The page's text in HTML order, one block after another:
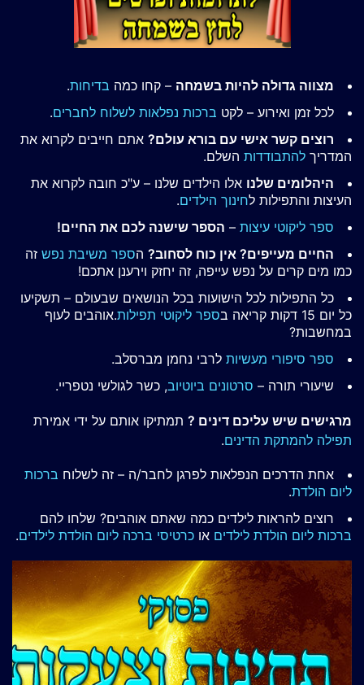
מצווה גדולה להיות בשמחה – קחו כמה בדיחות.
לכל זמן ואירוע – לקט ברכות נפלאות לשלוח לחברים.
רוצים קשר אישי עם בורא עולם? אתם חייבים לקרוא את
המדריך להתבודדות השלם.
היהלומים שלנו אלו הילדים שלנו – ע"כ חובה לקרוא את
העיצות והתפילות לחינוך הילדים.
ספר ליקוטי עיצות – הספר שישנה לכם את החיים!
החיים מעייפים? אין כוח לסחוב? הספר משיבת נפש זה
כמו מים קרים על נפש עייפה, זה יחזק וירענן אתכם!
כל התפילות לכל הישועות בכל הנושאים שבעולם – תשקיעו
כל יום 15 דקות קריאה ב
ספר ליקוטי תפילות.אוהבים לעוף
במחשבות?
ספר סיפורי מעשיות לרבי נחמן מברסלב.
שיעורי תורה – סרטונים ביוטיוב, כשר לגולשי נטפריי.
מרגישים שיש עליכם דינים ? תמתיקו אותם על ידי אמירת
תפילה להמתקת הדינים.
אחת הדרכים הנפלאות לפרגן לחבר/ה – זה לשלוח ברכות
ליום הולדת.
רוצים להראות לילדים כמה שאתם אוהבים? שלחו להם
ברכות ליום הולדת לילדים או כרטיסי ברכה ליום הולדת לילדים.